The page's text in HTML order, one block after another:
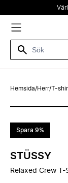
Hemsida/Herr/T-
Spara 9%
STÜSSY
Relaxed Crew T-